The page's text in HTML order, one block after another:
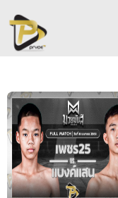
to
content